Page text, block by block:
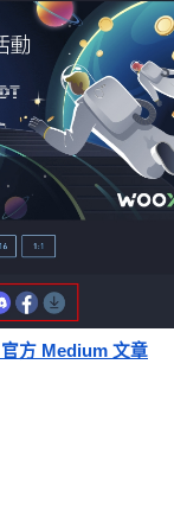
方 Medium 文章